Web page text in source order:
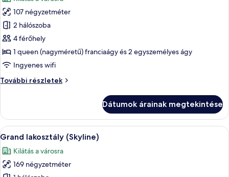
összes
képének
megtekintése:
Superior
apartman
(Skyline)
107 négyzetméter
2 hálószoba
4 férőhely
1 queen (nagyméretű) franciaágy és 2 egyszemélyes ágy
Ingyenes wifi
További részletek
Superior
részletei
Dátumok árainak megtekintése
A
következő
szoba
összes
Egy modern nappali, szürke
50
Grand lakosztály (Skyline)
Kilátás a városra
169 négyzetméter